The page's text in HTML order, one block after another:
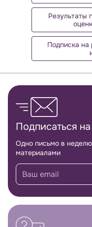
Результаты
Подписка на
Обратная связь
Подписаться
Одно письмо в
материалами